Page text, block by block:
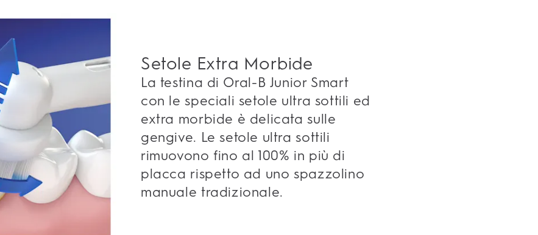
Setole Extra Morbide
La testina di Oral-B Junior Smart
con le speciali setole ultra sottili ed
extra morbide è delicata sulle
gengive. Le setole ultra sottili
rimuovono fino al 100% in più di
placca rispetto ad uno spazzolino
manuale tradizionale.